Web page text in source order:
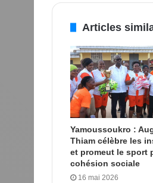
Articles
Yamoussoukro :
Thiam célèbre les
et promeut le sport
cohésion sociale
16 mai 2026